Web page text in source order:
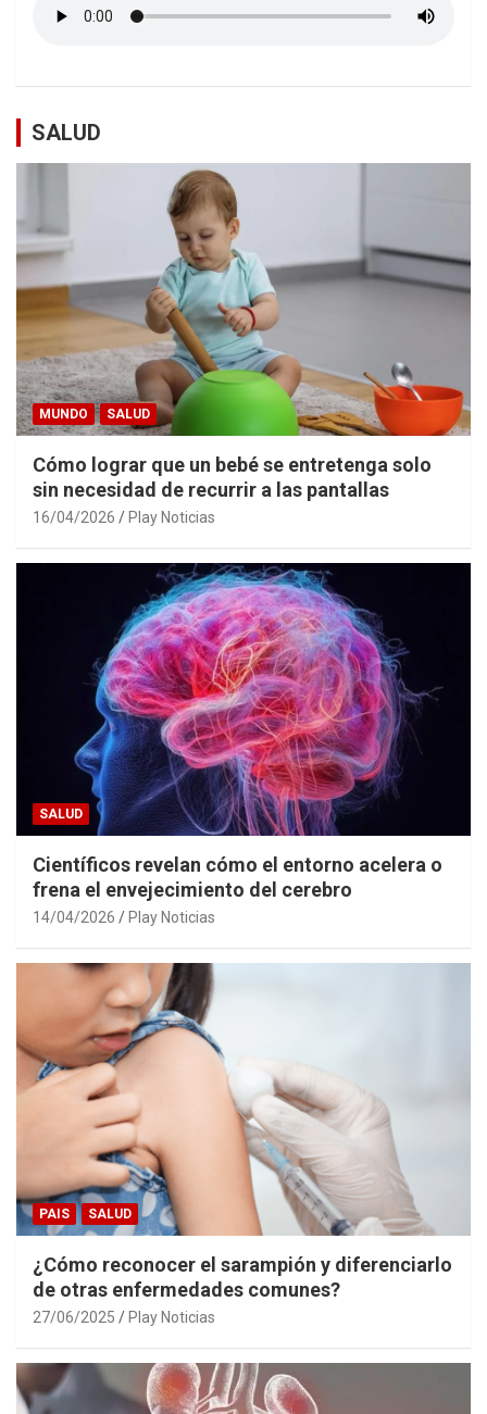
SALUD
MUNDO SALUD
Cómo lograr que un bebé se entretenga solo
sin necesidad de recurrir a las pantallas
16/04/2026 Play Noticias
SALUD
Científicos revelan cómo el entorno acelera o
frena el envejecimiento del cerebro
14/04/2026 Play Noticias
PAIS SALUD
¿Cómo reconocer el sarampión y diferenciarlo
de otras enfermedades comunes?
27/06/2025 Play Noticias